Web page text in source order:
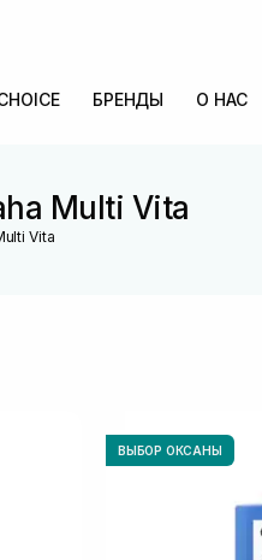
БРЕНДЫ О НАС
Multi Vita
Vita
ВЫБОР ОКСАНЫ